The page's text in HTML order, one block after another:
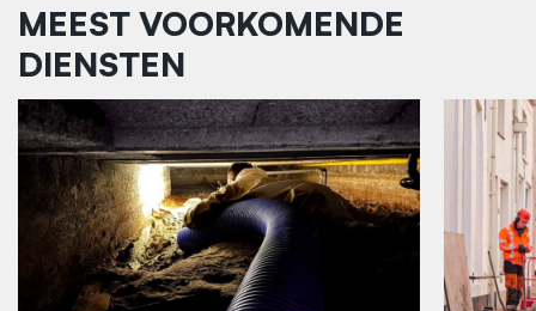
MEEST VOORKOMENDE
DIENSTEN